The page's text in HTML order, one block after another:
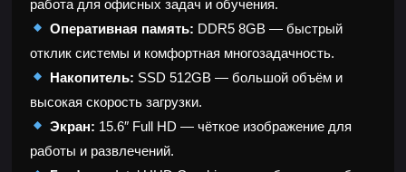
работа для офисных задач и обучения.
Оперативная память: DDR5 8GB — быстрый
отклик системы и комфортная многозадачность.
Накопитель: SSD 512GB — большой объём и
высокая скорость загрузки.
Экран: 15.6″ Full HD — чёткое изображение для
работы и развлечений.